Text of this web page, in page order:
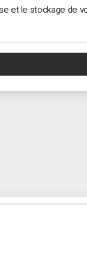
et le stockage de